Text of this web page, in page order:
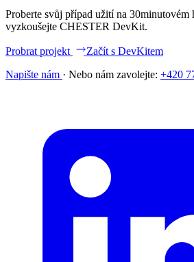
Proberte svůj případ užití na
vyzkoušejte CHESTER DevKit.
Probrat projekt
Začít s DevKitem
Napište nám · Nebo nám zavolejte: +420